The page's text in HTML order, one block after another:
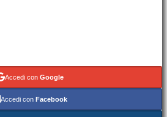
Accedi con Google
Accedi con Facebook